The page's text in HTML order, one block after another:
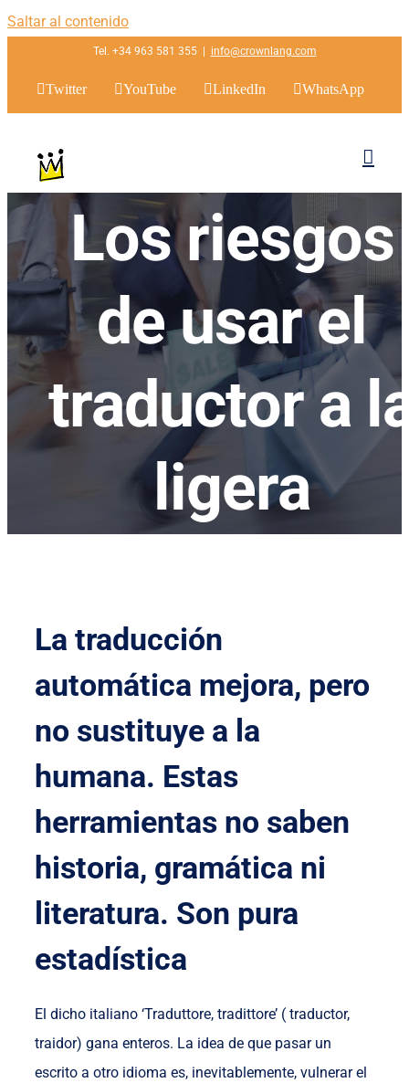
Saltar al contenido
Tel. +34 963 581 355 info@crownlang.com
Twitter YouTube LinkedIn WhatsApp
Los riesgos
de usar el
traductor a
ligera
La traducción
automática mejora, pero
no sustituye a la
humana. Estas
herramientas no saben
historia, gramática ni
literatura. Son pura
estadística
El dicho italiano ‘Traduttore, tradittore’ ( traductor,
traidor) gana enteros. La idea de que pasar un
escrito a otro idioma es, inevitablemente, vulnerar el